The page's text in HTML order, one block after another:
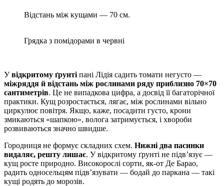
Відстань між кущами — 70 см.
Грядка з помідорами в червні
Увідкритому ґрунті пані Лідія садить томати негусто —
міжряддя й відстань між рослинами ряду приблизно 70×70
сантиметрів. Це не випадкова цифра, а досвід її багаторічної
практики. Кущ розростається, лягає, між рослинами вільно
циркулює повітря. Якщо, каже, посадити густо, крони
змикаються «шапкою», волога затримується, і хвороби
розвиваються значно швидше.
Городниця не формує складних схем. Нижні два пасинки
видаляє, решту лишає. У відкритому ґрунті не підв’язує —
кущ росте природно. Високорослі сорти, як-от Де Барао,
радить односельцям підв’язувати — бодай до паркана — такі
кущі родять до морозів.